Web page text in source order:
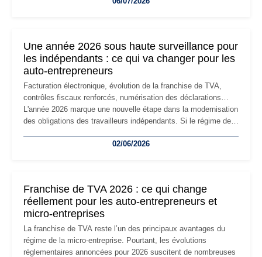
Une année 2026 sous haute surveillance pour
les indépendants : ce qui va changer pour les
auto-entrepreneurs
Facturation électronique, évolution de la franchise de TVA,
contrôles fiscaux renforcés, numérisation des déclarations…
L'année 2026 marque une nouvelle étape dans la modernisation
des obligations des travailleurs indépendants. Si le régime de
les auto-entrepreneurs devront s'adapter à un environnement
02/06/2026
Franchise de TVA 2026 : ce qui change
réellement pour les auto-entrepreneurs et
micro-entreprises
La franchise de TVA reste l’un des principaux avantages du
régime de la micro-entreprise. Pourtant, les évolutions
réglementaires annoncées pour 2026 suscitent de nombreuses